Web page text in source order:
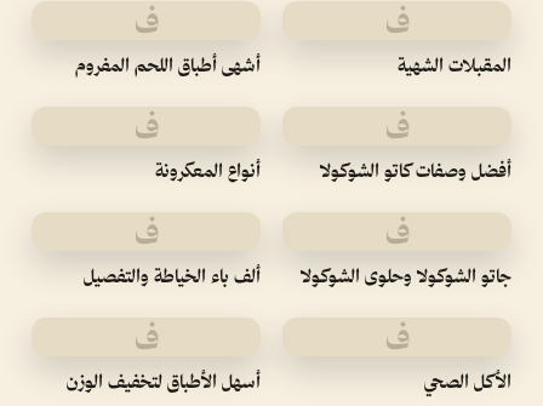
ف
المقبلات الشهية
ف
أشهى أطباق اللحم المفروم
ف
أفضل وصفات كاتو الشوكولا
ف
أنواع المعكرونة
ف
جاتو الشوكولا وحلوى الشوكولا
ف
ألف باء الخياطة والتفصيل
ف
الأكل الصحي
ف
أسهل الأطباق لتخفيف الوزن